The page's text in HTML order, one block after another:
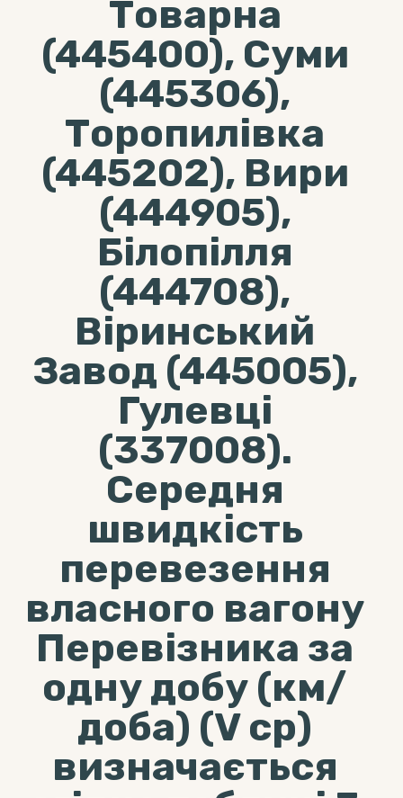
Товарна
(445400), Суми
(445306),
Торопилівка
(445202), Вири
(444905),
Білопілля
(444708),
Віринський
Завод (445005),
Гулевці
(337008).
Середня
швидкість
перевезення
власного вагону
Перевізника за
одну добу (км/
доба) (V ср)
визначається